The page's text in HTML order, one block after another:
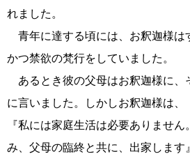
れました。
青年に達する頃には、お釈迦様は
かつ禁欲の梵行をしていました。
あるとき彼の父母はお釈迦様に、
に言いました。しかしお釈迦様は、
『私には家庭生活は必要ありませ
み、父母の臨終と共に、出家します』